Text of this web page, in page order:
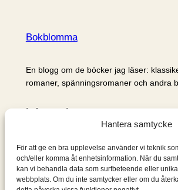
Hantera samtycke
För att ge en bra upplevelse använder vi teknik
och/eller komma åt enhetsinformation. När du
kan vi behandla data som surfbeteende eller
webbplats. Om du inte samtycker eller om du
Bokblomma
En blogg om de böcker jag läser:
romaner, spänningsromaner och andra
Information
Om mig & om bloggen
S
ö